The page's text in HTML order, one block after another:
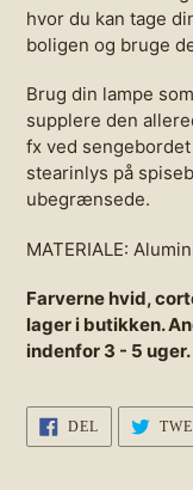
hvor du kan tage
boligen og bruge
Brug din lampe
supplere den
fx ved
stearinlys på
ubegrænsede.
MATERIALE:
Farverne hvid,
lager i butikken.
indenfor 3 - 5 uger.
DEL
FACEBOOK